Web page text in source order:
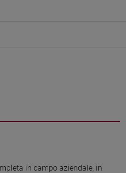
in campo aziendale, in